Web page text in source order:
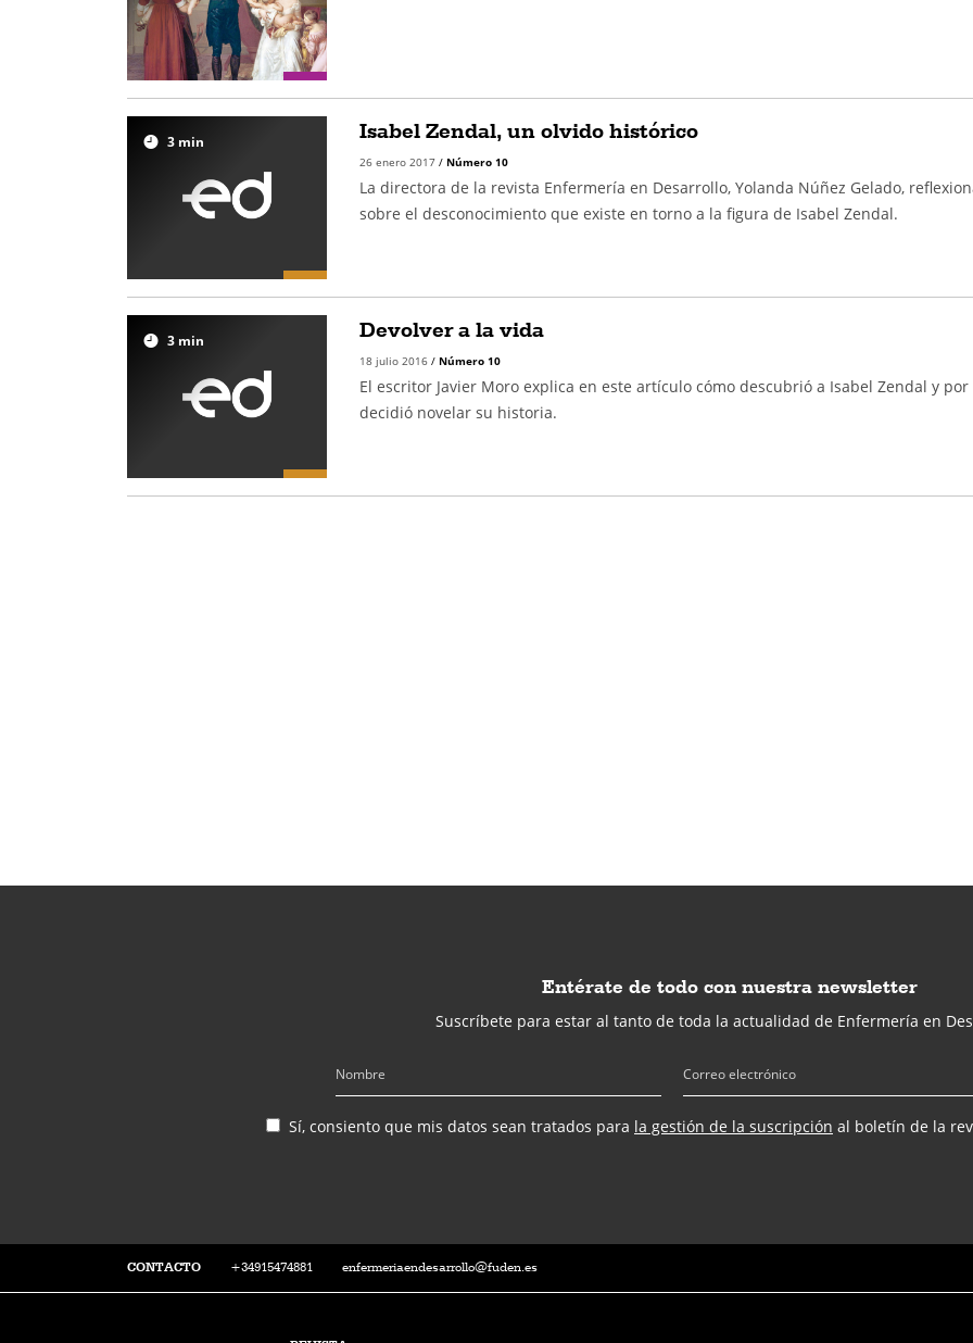
3 min Isabel Zendal, un olvido histórico
26 enero 2017 / Número 10
La directora de la revista Enfermería en Desarrollo, Yolanda Núñez Gelado,
sobre el desconocimiento que existe en torno a la figura de Isabel Zendal.
3 min Devolver a la vida
18 julio 2016 / Número 10
El escritor Javier Moro explica en este artículo cómo descubrió a Isabel Zendal y
decidió novelar su historia.
Entérate de todo con nuestra newsletter
Suscríbete para estar al tanto de toda la actualidad de Enfermería en
Sí, consiento que mis datos sean tratados para la gestión de la suscripción al boletín de la
CONTACTO +34915474881 enfermeriaendesarrollo@fuden.es